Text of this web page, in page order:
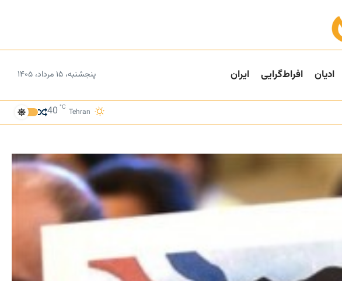
ادیان افراط‌گرایی ایران پنجشنبه، ۱۵ مرداد، ۱۴۰۵
Tehran
40 °C